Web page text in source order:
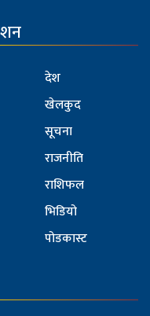
देश
खेलकुद
सूचना
राजनीति
राशिफल
भिडियो
पोडकास्ट